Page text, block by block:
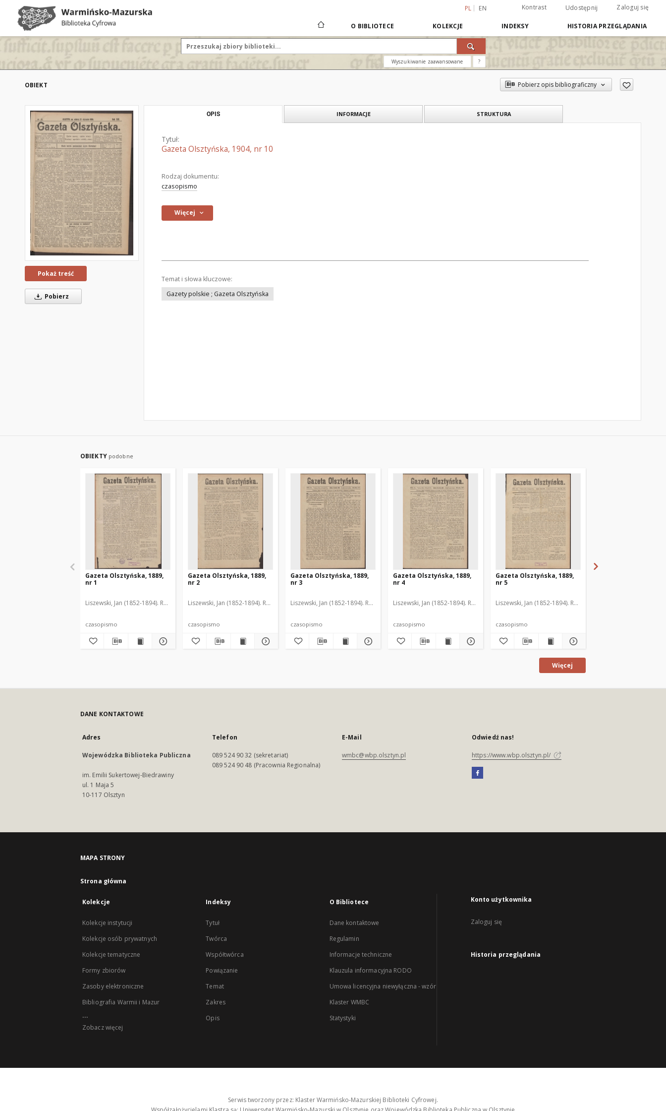
PL EN Kontrast Udostępnij Zaloguj się
O BIBLIOTECE KOLEKCJE INDEKSY HISTORIA PRZEGLĄDANIA
Wyszukiwanie zaawansowane ?
OBIEKT Pobierz opis bibliograficzny
Pokaż treść
Pobierz
OPIS INFORMACJE STRUKTURA
Tytuł:
Gazeta Olsztyńska, 1904, nr 10
Rodzaj dokumentu:
czasopismo
Więcej
Temat i słowa kluczowe:
Gazety polskie ; Gazeta Olsztyńska
OBIEKTY podobne
Gazeta Olsztyńska, 1889,
nr 1
Liszewski, Jan (1852-1894). Red.
czasopismo
Gazeta Olsztyńska, 1889,
nr 2
Liszewski, Jan (1852-1894). Red.
czasopismo
Gazeta Olsztyńska, 1889,
nr 3
Liszewski, Jan (1852-1894). Red.
czasopismo
Gazeta Olsztyńska, 1889,
nr 4
Liszewski, Jan (1852-1894). Red.
czasopismo
Gazeta Olsztyńska, 1889,
nr 5
Liszewski, Jan (1852-1894). Red.
czasopismo
Więcej
DANE KONTAKTOWE
Adres
Wojewódzka Biblioteka Publiczna
im. Emilii Sukertowej-Biedrawiny
ul. 1 Maja 5
10-117 Olsztyn
Telefon
089 524 90 32 (sekretariat)
089 524 90 48 (Pracownia Regionalna)
E-Mail
wmbc@wbp.olsztyn.pl
Odwiedź nas!
https://www.wbp.olsztyn.pl/
MAPA STRONY
Strona główna
Kolekcje
Kolekcje instytucji
Kolekcje osób prywatnych
Kolekcje tematyczne
Formy zbiorów
Zasoby elektroniczne
Bibliografia Warmii i Mazur
...
Zobacz więcej
Indeksy
Tytuł
Twórca
Współtwórca
Powiązanie
Temat
Zakres
Opis
O Bibliotece
Dane kontaktowe
Regulamin
Informacje techniczne
Klauzula informacyjna RODO
Umowa licencyjna niewyłączna - wzór
Klaster WMBC
Statystyki
Konto użytkownika
Zaloguj się
Historia przeglądania
Serwis tworzony przez: Klaster Warmińsko-Mazurskiej Biblioteki Cyfrowej.